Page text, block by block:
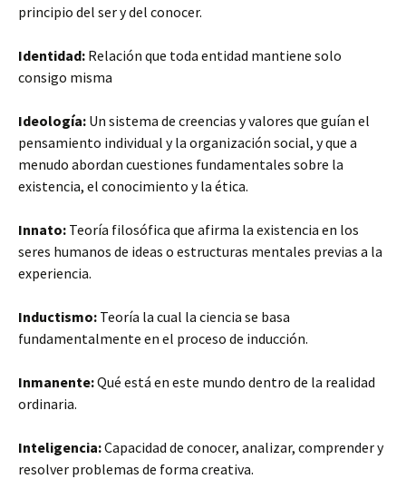
principio del ser y del conocer.
Identidad: Relación que toda entidad mantiene solo
consigo misma
Ideología: Un sistema de creencias y valores que guían el
pensamiento individual y la organización social, y que a
menudo abordan cuestiones fundamentales sobre la
existencia, el conocimiento y la ética.
Innato: Teoría filosófica que afirma la existencia en los
seres humanos de ideas o estructuras mentales previas a la
experiencia.
Inductismo: Teoría la cual la ciencia se basa
fundamentalmente en el proceso de inducción.
Inmanente:Qué está en este mundo dentro de la realidad
ordinaria.
Inteligencia:Capacidad de conocer, analizar, comprender y
resolver problemas de forma creativa.